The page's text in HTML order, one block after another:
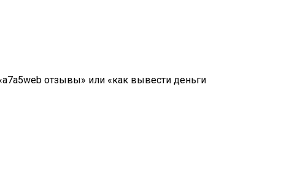
отзывы» или «как вывести деньги